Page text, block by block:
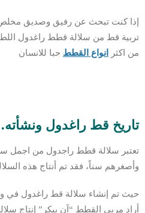
إذا كنت تبحث عن رفيق وصديق
تربية قط من سلالة قطط راغدول
من اكثر
انواع القطط حبا للانسان
تاريخ قط راغدول ونشأته.
تعتبر سلالة قطط راجدول من اجمل
وأصغرهم سناً، فقد تم أنتاج هذه
أراد مربي القطط “آن بيكر” إنتاج